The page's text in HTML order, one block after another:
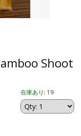
Shoot
在庫あり: 19